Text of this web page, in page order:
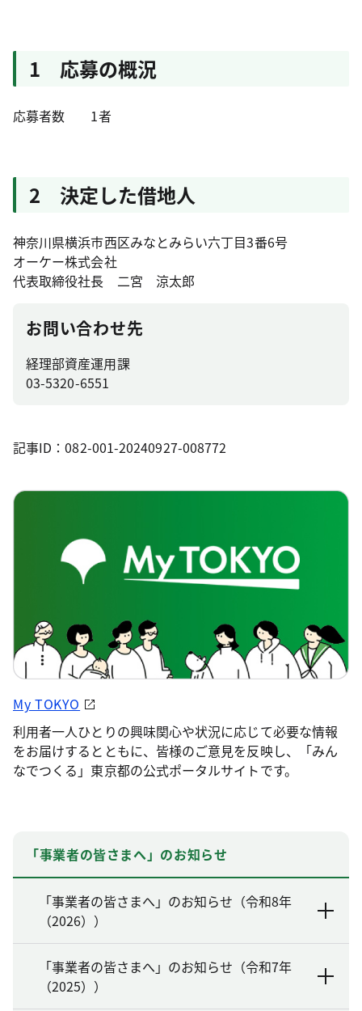
1 応募の概況
応募者数 1者
2 決定した借地人
神奈川県横浜市西区みなとみらい六丁目3番6号
オーケー株式会社
代表取締役社長 二宮 涼太郎
お問い合わせ先
経理部資産運用課
03-5320-6551
記事ID：082-001-20240927-008772
My TOKYO
利用者一人ひとりの興味関心や状況に応じて必要な情報
をお届けするとともに、皆様のご意見を反映し、「みん
なでつくる」東京都の公式ポータルサイトです。
「事業者の皆さまへ」のお知らせ
「事業者の皆さまへ」のお知らせ（令和8年
（2026））
「事業者の皆さまへ」のお知らせ（令和7年
（2025））